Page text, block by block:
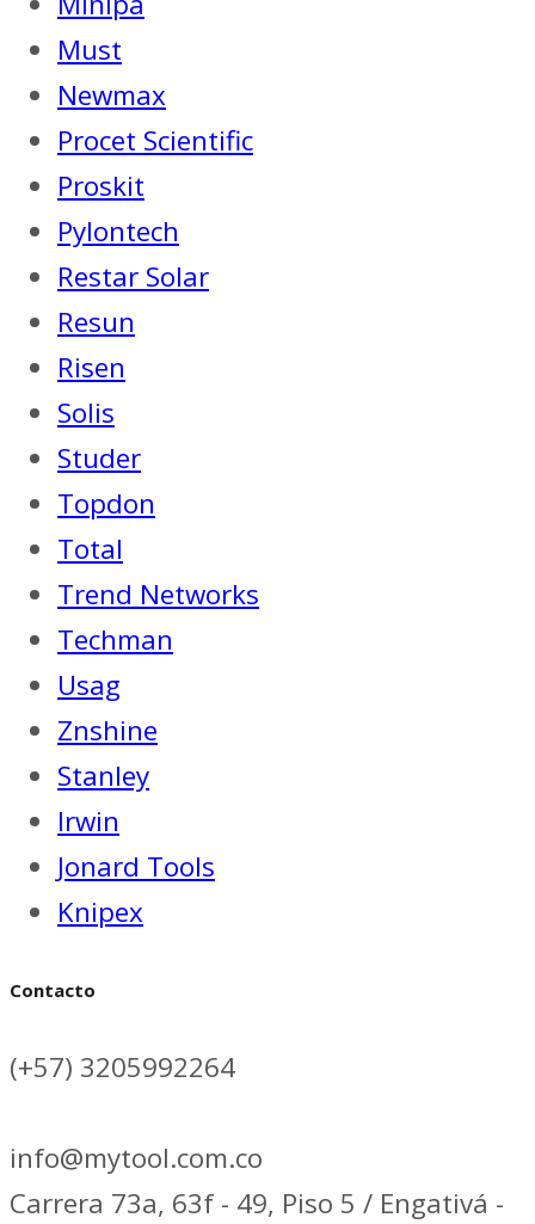
Must
Newmax
Procet Scientific
Proskit
Pylontech
Restar Solar
Resun
Risen
Solis
Studer
Topdon
Total
Trend Networks
Techman
Usag
Znshine
Stanley
Irwin
Jonard Tools
Knipex
Contacto
(+57) 3205992264
info@mytool.com.co
Carrera 73a, 63f - 49, Piso 5 / Engativá -